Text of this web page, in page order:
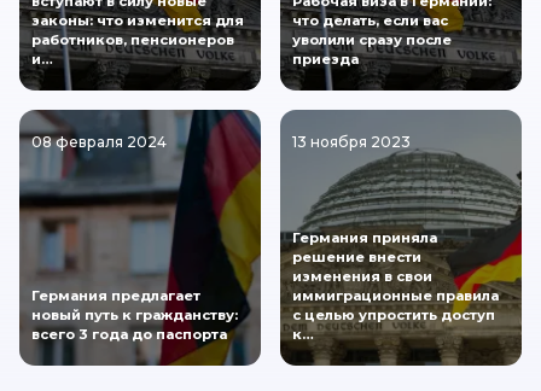
законы: что изменится для
работников, пенсионеров
и…
что делать, если вас
уволили сразу после
приезда
08 февраля 2024
Германия предлагает
новый путь к гражданству:
всего 3 года до паспорта
13 ноября 2023
Германия приняла
решение внести
изменения в свои
иммиграционные правила
с целью упростить доступ
к…